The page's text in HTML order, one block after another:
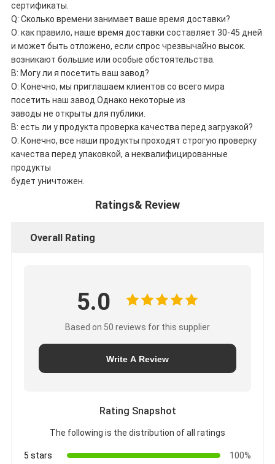
сертификаты.
Q: Сколько времени занимает ваше время доставки?
О: как правило, наше время доставки составляет 30-45 дней
и может быть отложено, если спрос чрезвычайно высок.
возникают большие или особые обстоятельства.
В: Могу ли я посетить ваш завод?
О: Конечно, мы приглашаем клиентов со всего мира
посетить наш завод.Однако некоторые из
заводы не открыты для публики.
В: есть ли у продукта проверка качества перед загрузкой?
О: Конечно, все наши продукты проходят строгую проверку
качества перед упаковкой, а неквалифицированные
продукты
будет уничтожен.
Ratings& Review
Overall Rating
5.0
Based on 50 reviews for this supplier
Write A Review
Rating Snapshot
The following is the distribution of all ratings
5 stars 100%